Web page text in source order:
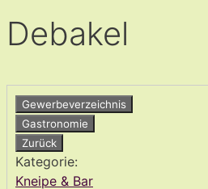
Debakel
Gewerbeverzeichnis
Gastronomie
Zurück
Kategorie:
Kneipe & Bar